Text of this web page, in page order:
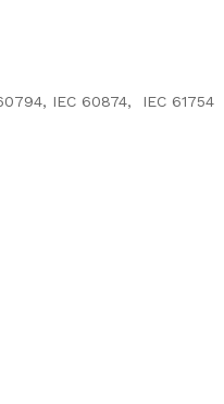
IEC 60874, IEC 61754